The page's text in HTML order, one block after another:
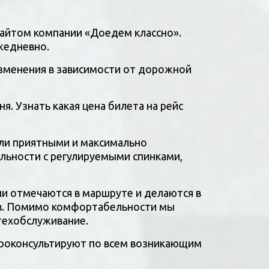
компании «Доедем классно».
в зависимости от дорожной
приятными и максимально
с регулируемыми спинками,
отмечаются в маршруте и делаются в
Помимо комфортабельности мы
по всем возникающим